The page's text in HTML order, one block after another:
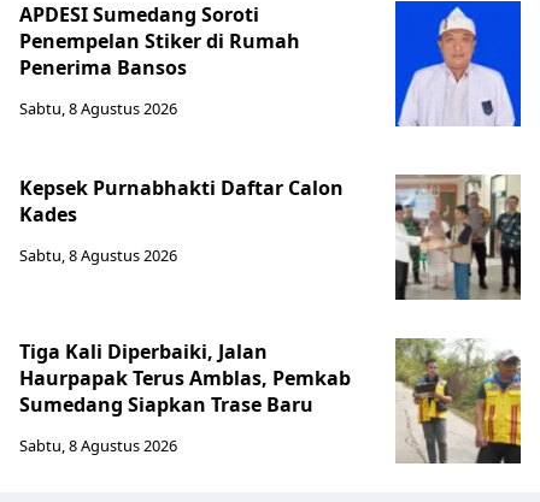
APDESI Sumedang Soroti
Penempelan Stiker di Rumah
Penerima Bansos
Sabtu, 8 Agustus 2026
Kepsek Purnabhakti Daftar Calon
Kades
Sabtu, 8 Agustus 2026
Tiga Kali Diperbaiki, Jalan
Haurpapak Terus Amblas, Pemkab
Sumedang Siapkan Trase Baru
Sabtu, 8 Agustus 2026